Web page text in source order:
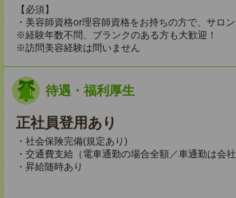
【必須】
・美容師資格or理容師資格をお持ちの方で、サロ
※経験年数不問、ブランクのある方も大歓迎！
※訪問美容経験は問いません
待遇・福利厚生
正社員登用あり
・社会保険完備(規定あり)
・交通費支給（電車通勤の場合全額／車通勤は会社
・昇給随時あり